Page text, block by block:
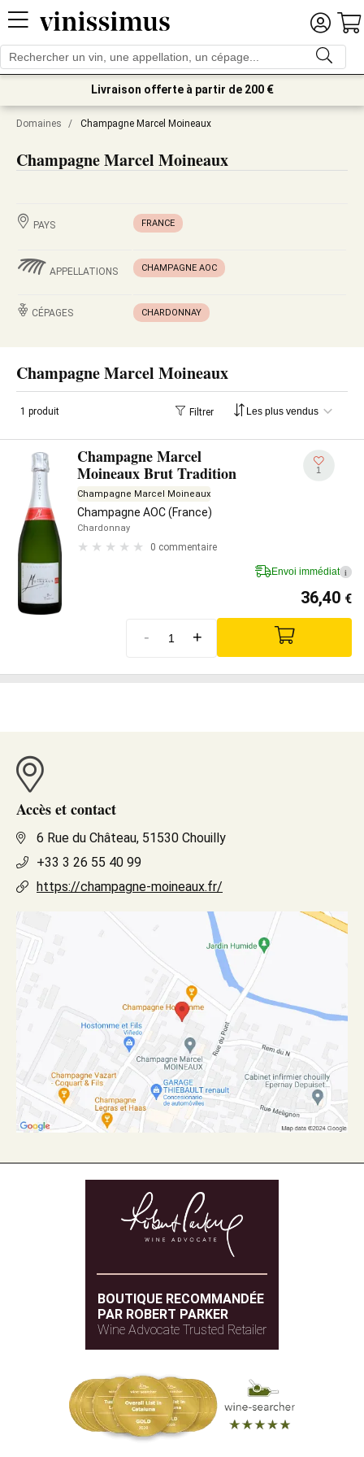
Livraison offerte à partir de 200 €
Domaines / Champagne Marcel Moineaux
Champagne Marcel Moineaux
PAYS FRANCE
APPELLATIONS CHAMPAGNE AOC
CÉPAGES CHARDONNAY
Champagne Marcel Moineaux
1 produit Filtrer
Champagne Marcel
Moineaux Brut Tradition
Champagne Marcel Moineaux
Champagne AOC (France)
Chardonnay
0 commentaire
1
Envoi immédiat i
36,40 €
- +
Accès et contact
6 Rue du Château, 51530 Chouilly
+33 3 26 55 40 99
https://champagne-moineaux.fr/
BOUTIQUE RECOMMANDÉE
PAR ROBERT PARKER
Wine Advocate Trusted Retailer